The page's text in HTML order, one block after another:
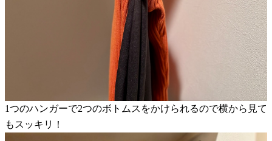
1つのハンガーで2つのボトムスをかけられるので横から見て
もスッキリ！